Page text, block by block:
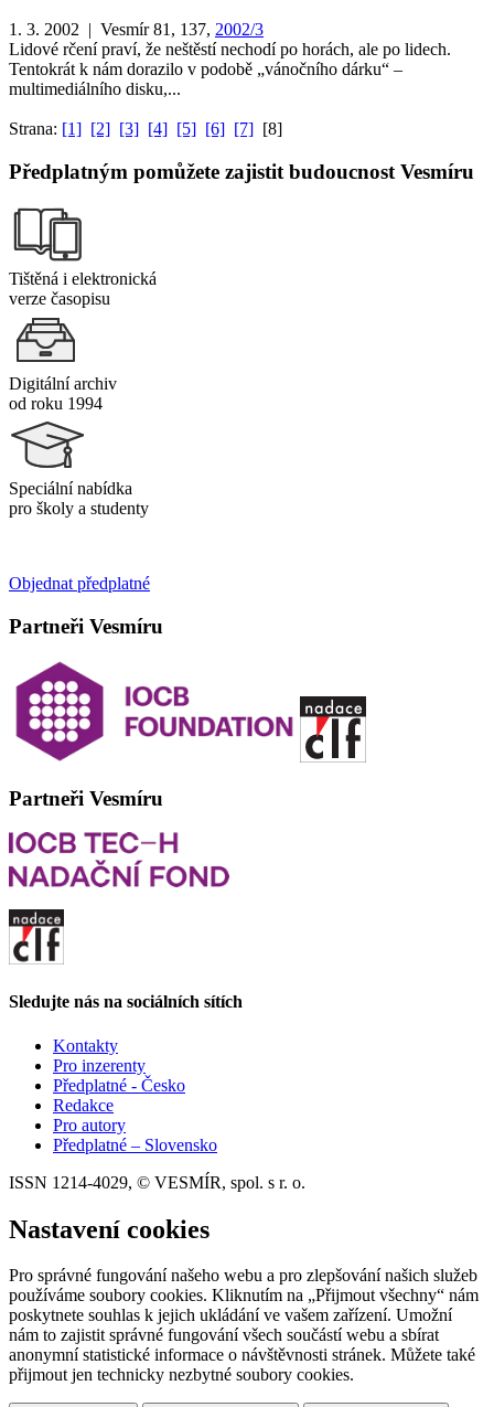
1. 3. 2002 | Vesmír 81, 137, 2002/3
Lidové rčení praví, že neštěstí nechodí po horách, ale po lidech.
Tentokrát k nám dorazilo v podobě „vánočního dárku“ –
multimediálního disku,...
Strana: [1] [2] [3] [4] [5] [6] [7] [8]
Předplatným pomůžete zajistit budoucnost Vesmíru
Tištěná i elektronická
verze časopisu
Digitální archiv
od roku 1994
Speciální nabídka
pro školy a studenty
Objednat předplatné
Partneři Vesmíru
Partneři Vesmíru
Sledujte nás na sociálních sítích
Kontakty
Pro inzerenty
Předplatné - Česko
Redakce
Pro autory
Předplatné – Slovensko
ISSN 1214-4029, © VESMÍR, spol. s r. o.
Nastavení cookies
Pro správné fungování našeho webu a pro zlepšování našich služeb
používáme soubory cookies. Kliknutím na „Přijmout všechny“ nám
poskytnete souhlas k jejich ukládání ve vašem zařízení. Umožní
nám to zajistit správné fungování všech součástí webu a sbírat
anonymní statistické informace o návštěvnosti stránek. Můžete také
přijmout jen technicky nezbytné soubory cookies.